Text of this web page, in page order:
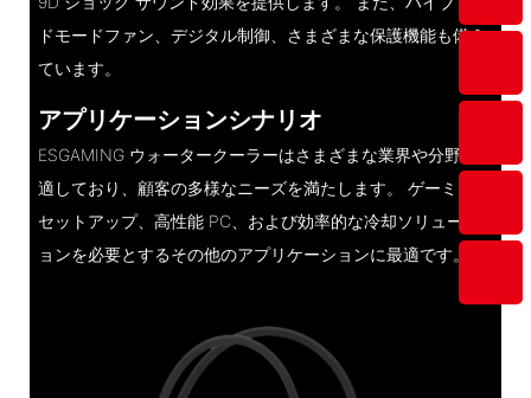
ドモードファン、デジタル制御、さまざまな保護機能も備え
ています。
アプリケーションシナリオ
ESGAMING ウォータークーラーはさまざまな業界や分野に
適しており、顧客の多様なニーズを満たします。 ゲーミング
セットアップ、高性能 PC、および効率的な冷却ソリューシ
ョンを必要とするその他のアプリケーションに最適です。